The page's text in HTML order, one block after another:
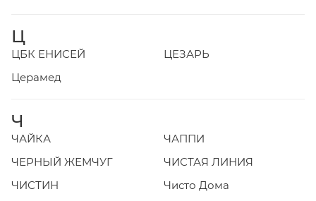
Ц
ЦБК ЕНИСЕЙ
ЦЕЗАРЬ
Церамед
Ч
ЧАЙКА
ЧАППИ
ЧЕРНЫЙ ЖЕМЧУГ
ЧИСТАЯ ЛИНИЯ
ЧИСТИН
Чисто Дома